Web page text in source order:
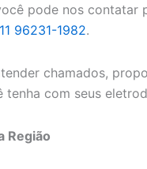
pode nos contatar
11 96231-1982.
chamados,
tenha com seus
Região